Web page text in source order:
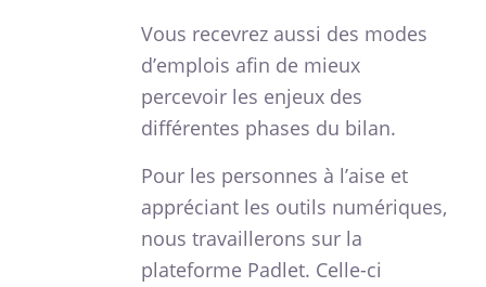
Vous recevrez aussi des modes
d’emplois afin de mieux
percevoir les enjeux des
différentes phases du bilan.
Pour les personnes à l’aise et
appréciant les outils numériques,
nous travaillerons sur la
plateforme Padlet. Celle-ci